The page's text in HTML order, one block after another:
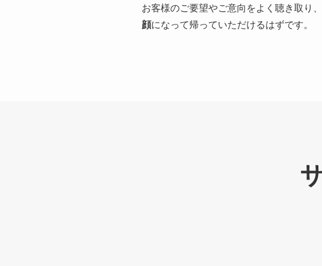
お客様のご要望やご意向をよく聴き取り
顔になって帰っていただけるはずです。